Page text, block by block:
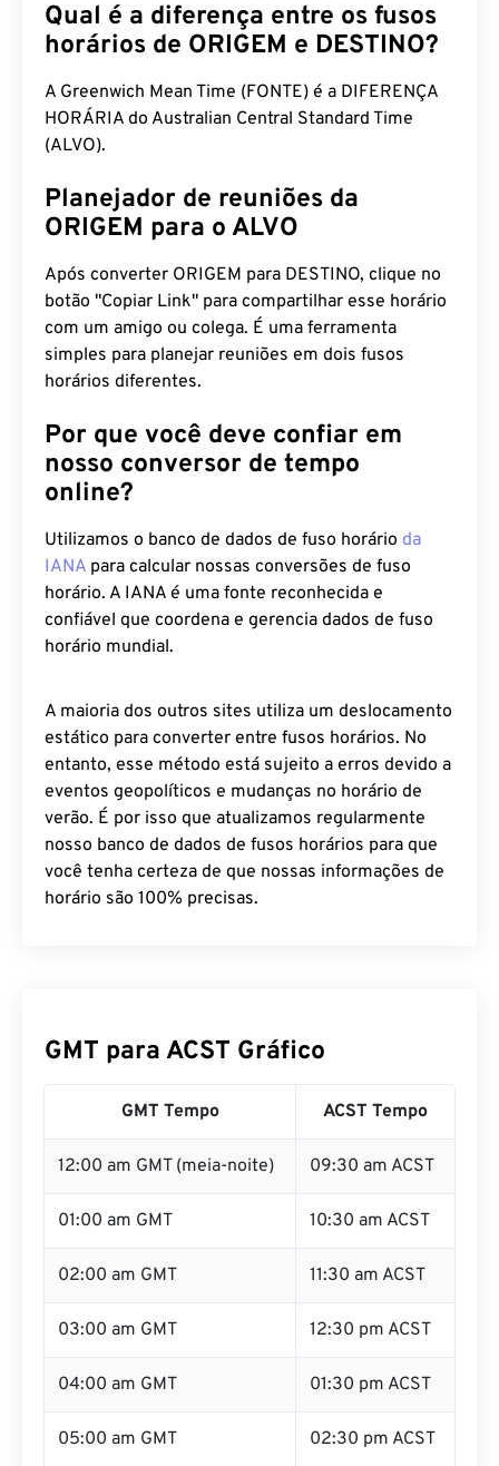
Qual é a diferença entre os fusos
horários de ORIGEM e DESTINO?
A Greenwich Mean Time (FONTE) é a DIFERENÇA
HORÁRIA do Australian Central Standard Time
(ALVO).
Planejador de reuniões da
ORIGEM para o ALVO
Após converter ORIGEM para DESTINO, clique no
botão "Copiar Link" para compartilhar esse horário
com um amigo ou colega. É uma ferramenta
simples para planejar reuniões em dois fusos
horários diferentes.
Por que você deve confiar em
nosso conversor de tempo
online?
Utilizamos o banco de dados de fuso horário da
IANA para calcular nossas conversões de fuso
horário. A IANA é uma fonte reconhecida e
confiável que coordena e gerencia dados de fuso
horário mundial.
A maioria dos outros sites utiliza um deslocamento
estático para converter entre fusos horários. No
entanto, esse método está sujeito a erros devido a
eventos geopolíticos e mudanças no horário de
verão. É por isso que atualizamos regularmente
nosso banco de dados de fusos horários para que
você tenha certeza de que nossas informações de
horário são 100% precisas.
GMT para ACST Gráfico
GMT Tempo ACST Tempo
12:00 am GMT (meia-noite) 09:30 am ACST
01:00 am GMT 10:30 am ACST
02:00 am GMT 11:30 am ACST
03:00 am GMT 12:30 pm ACST
04:00 am GMT 01:30 pm ACST
05:00 am GMT 02:30 pm ACST